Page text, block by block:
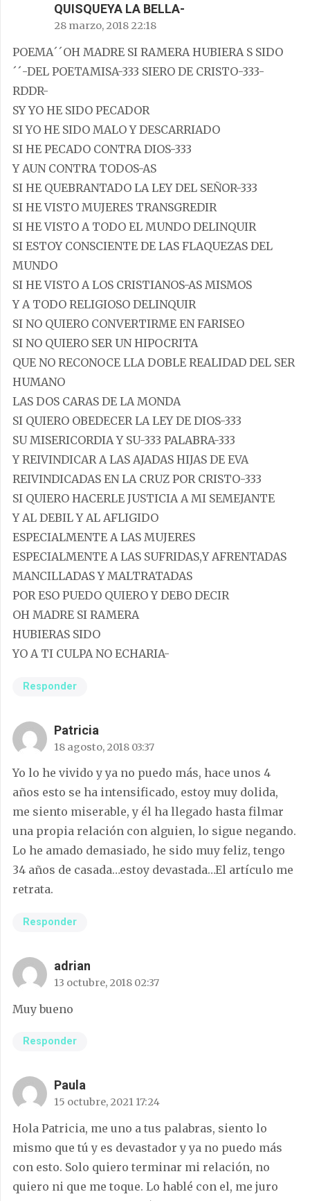
QUISQUEYA LA BELLA-
28 marzo, 2018 22:18
POEMA´´OH MADRE SI RAMERA HUBIERA S SIDO
´´-DEL POETAMISA-333 SIERO DE CRISTO-333-
RDDR-
SY YO HE SIDO PECADOR
SI YO HE SIDO MALO Y DESCARRIADO
SI HE PECADO CONTRA DIOS-333
Y AUN CONTRA TODOS-AS
SI HE QUEBRANTADO LA LEY DEL SEÑOR-333
SI HE VISTO MUJERES TRANSGREDIR
SI HE VISTO A TODO EL MUNDO DELINQUIR
SI ESTOY CONSCIENTE DE LAS FLAQUEZAS DEL
MUNDO
SI HE VISTO A LOS CRISTIANOS-AS MISMOS
Y A TODO RELIGIOSO DELINQUIR
SI NO QUIERO CONVERTIRME EN FARISEO
SI NO QUIERO SER UN HIPOCRITA
QUE NO RECONOCE LLA DOBLE REALIDAD DEL SER
HUMANO
LAS DOS CARAS DE LA MONDA
SI QUIERO OBEDECER LA LEY DE DIOS-333
SU MISERICORDIA Y SU-333 PALABRA-333
Y REIVINDICAR A LAS AJADAS HIJAS DE EVA
REIVINDICADAS EN LA CRUZ POR CRISTO-333
SI QUIERO HACERLE JUSTICIA A MI SEMEJANTE
Y AL DEBIL Y AL AFLIGIDO
ESPECIALMENTE A LAS MUJERES
ESPECIALMENTE A LAS SUFRIDAS,Y AFRENTADAS
MANCILLADAS Y MALTRATADAS
POR ESO PUEDO QUIERO Y DEBO DECIR
OH MADRE SI RAMERA
HUBIERAS SIDO
YO A TI CULPA NO ECHARIA-
Responder
Patricia
18 agosto, 2018 03:37
Yo lo he vivido y ya no puedo más, hace unos 4
años esto se ha intensificado, estoy muy dolida,
me siento miserable, y él ha llegado hasta filmar
una propia relación con alguien, lo sigue negando.
Lo he amado demasiado, he sido muy feliz, tengo
34 años de casada…estoy devastada…El artículo me
retrata.
Responder
adrian
13 octubre, 2018 02:37
Muy bueno
Responder
Paula
15 octubre, 2021 17:24
Hola Patricia, me uno a tus palabras, siento lo
mismo que tú y es devastador y ya no puedo más
con esto. Solo quiero terminar mi relación, no
quiero ni que me toque. Lo hablé con el, me juro